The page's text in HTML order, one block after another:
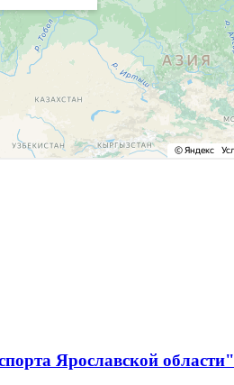
Ярославской области"